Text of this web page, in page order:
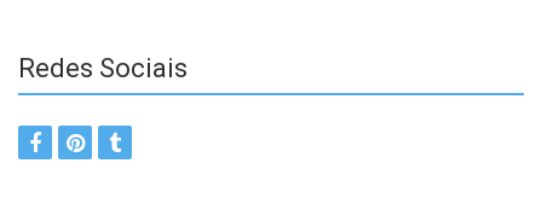
Redes Sociais